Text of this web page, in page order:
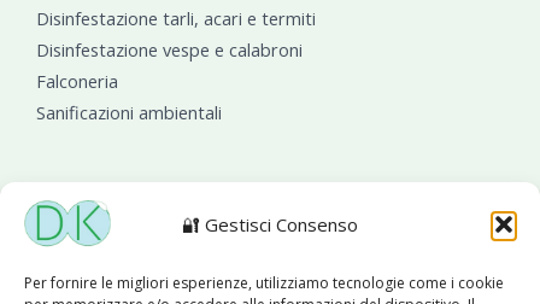
🔐 Gestisci Consenso
Per fornire le migliori esperienze, utilizziamo tecnologie come i cookie
Disinfestazione tarli, acari e termiti
Disinfestazione vespe e calabroni
Falconeria
Sanificazioni ambientali
Diseko Group è sponsor del PISA S.C.